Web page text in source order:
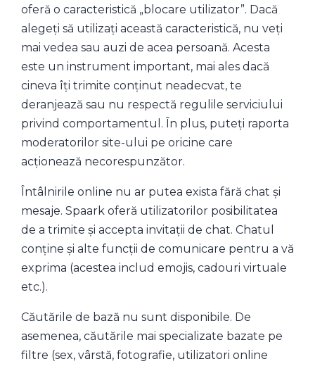
oferă o caracteristică „blocare utilizator”. Dacă
alegeți să utilizați această caracteristică, nu veți
mai vedea sau auzi de acea persoană. Acesta
este un instrument important, mai ales dacă
cineva îți trimite conținut neadecvat, te
deranjează sau nu respectă regulile serviciului
privind comportamentul. În plus, puteți raporta
moderatorilor site-ului pe oricine care
acționează necorespunzător.
Întâlnirile online nu ar putea exista fără chat și
mesaje. Spaark oferă utilizatorilor posibilitatea
de a trimite și accepta invitații de chat. Chatul
conține și alte funcții de comunicare pentru a vă
exprima (acestea includ emojis, cadouri virtuale
etc.).
Căutările de bază nu sunt disponibile. De
asemenea, căutările mai specializate bazate pe
filtre (sex, vârstă, fotografie, utilizatori online